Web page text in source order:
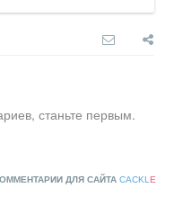
станьте первым.
ДЛЯ САЙТА CACKL E